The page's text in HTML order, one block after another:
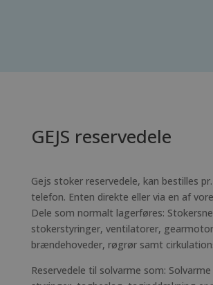
GEJS reservedele
​Gejs stoker reservedele, kan bestilles
telefon. Enten direkte eller via en af
Dele som normalt lagerføres:
stokerstyringer, ventilatorer,
brændehoveder, røgrør samt
Reservedele til solvarme som: